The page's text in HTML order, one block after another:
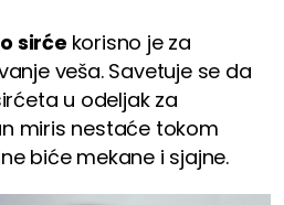
sirće korisno je za
veša. Savetuje se da
u odeljak za
miris nestaće tokom
biće mekane i sjajne.